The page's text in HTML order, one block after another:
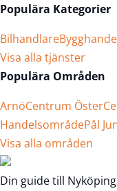
Populära Kategorier
Bilhandlare
Visa alla tjänster
Populära Områden
ArnöCentrum Öster
HandelsområdePål
Visa alla områden
Din guide till